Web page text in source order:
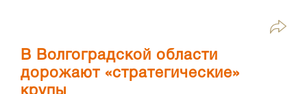
В Волгоградской области
дорожают «стратегические»